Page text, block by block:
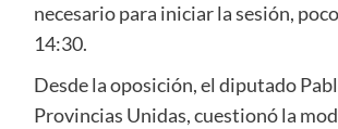
necesario para iniciar la sesión,
14:30.
Desde la oposición, el diputado
Provincias Unidas, cuestionó la